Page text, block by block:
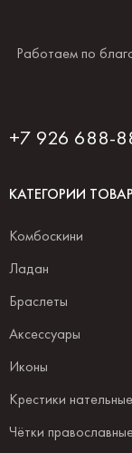
Работаем по
+7 926 688-
КАТЕГОРИИ
Комбоскини
Ладан
Браслеты
Аксессуары
Иконы
Крестики нательные
Чётки